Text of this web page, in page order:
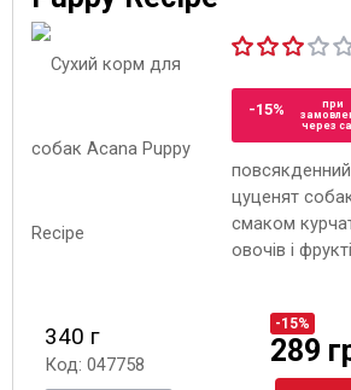
-15%
при
через
цуценят собак
смаком
овочів і
340 г
Код: 047758
-15%
289